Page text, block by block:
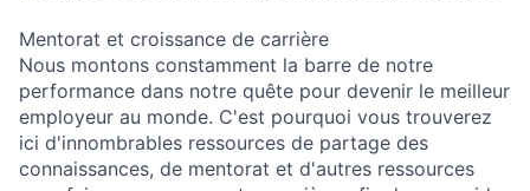
Mentorat et croissance de carrière
Nous montons constamment la barre de notre
performance dans notre quête pour devenir le meilleur
employeur au monde. C'est pourquoi vous trouverez
ici d'innombrables ressources de partage des
connaissances, de mentorat et d'autres ressources